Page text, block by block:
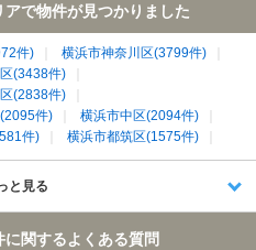
で物件が見つかりました
件)
横浜市神奈川区(3799件)
(3438件)
(2838件)
件)
横浜市中区(2094件)
件)
横浜市都筑区(1575件)
と見る
関するよくある質問